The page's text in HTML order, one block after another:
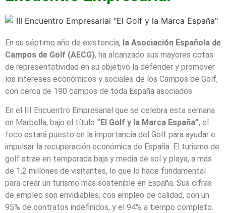
En su séptimo año de existencia, la Asociación Española de
Campos de Golf (AECG), ha alcanzado sus mayores cotas
de representatividad en su objetivo la defender y promover
los intereses económicos y sociales de los Campos de Golf,
con cerca de 190 campos de toda España asociados.
En el III Encuentro Empresarial que se celebra esta semana
en Marbella, bajo el título “El Golf y la Marca España”, el
foco estará puesto en la importancia del Golf para ayudar e
impulsar la recuperación económica de España. El turismo de
golf atrae en temporada baja y media de sol y playa, a más
de 1,2 millones de visitantes, lo que lo hace fundamental
para crear un turismo más sostenible en España. Sus cifras
de empleo son envidiables, con empleo de calidad, con un
95% de contratos indefinidos, y el 94% a tiempo completo.